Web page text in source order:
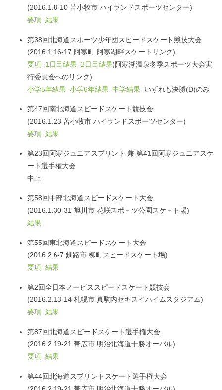
(2016.1.8-10 苫小牧市 ハイランドスポーツセンター)
要項 結果
第38回北海道スポーツ少年団スピードスケート競技大会
(2016.1.16-17 阿寒町 阿寒湖畔スケートリンク)
要項 1日目結果 2日目結果(阿寒湖温泉冬季スポーツ大会実
行委員会へのリンク)
小学5年結果 小学6年結果 中学結果 いずれも決勝(D)のみ
第47回南北海道スピードスケート競技会
(2016.1.23 苫小牧市 ハイランドスポーツセンター)
要項 結果
第23回阿寒ジュニアスプリント 兼 第41回阿寒ジュニアスケ
ート選手権大会
中止
第58回中部北海道スピードスケート大会
(2016.1.30-31 旭川市 花咲スポ－ツ公園スケ－ト場)
結果
第55回東北海道スピードスケート大会
(2016.2.6-7 釧路市 柳町スピードスケート場)
要項 結果
第2回全日本ノービススピードスケート競技会
(2016.2.13-14 札幌市 真駒内セキスイハイムスタジアム)
要項 結果
第87回北海道スピードスケート選手権大会
(2016.2.19-21 帯広市 明治北海道十勝オーバル)
要項 結果
第44回北海道スプリントスケート選手権大会